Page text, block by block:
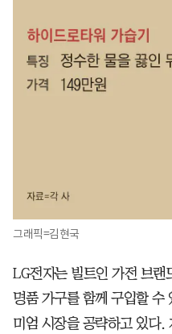
그래픽=김현국
LG전자는 빌트인 가전 브랜
명품 가구를 함께 구입할 수
미엄 시장을 공략하고 있다